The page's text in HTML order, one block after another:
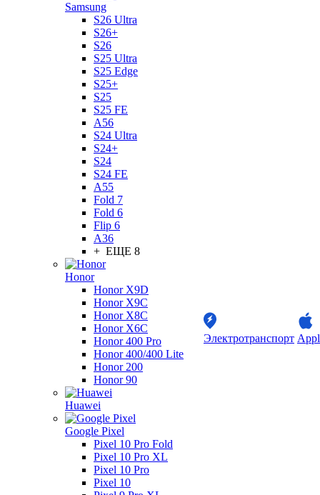
Samsung
S26 Ultra
S26+
S26
S25 Ultra
S25 Edge
S25+
S25
S25 FE
A56
S24 Ultra
S24+
S24
S24 FE
A55
Fold 7
Fold 6
Flip 6
A36
+ ЕЩЕ 8
Honor
Honor X9D
Honor X9C
Honor X8C
Honor X6C
Honor 400 Pro
Honor 400/400 Lite
Honor 200
Honor 90
Huawei
Google Pixel
Pixel 10 Pro Fold
Pixel 10 Pro XL
Pixel 10 Pro
Pixel 10
Электротранспорт